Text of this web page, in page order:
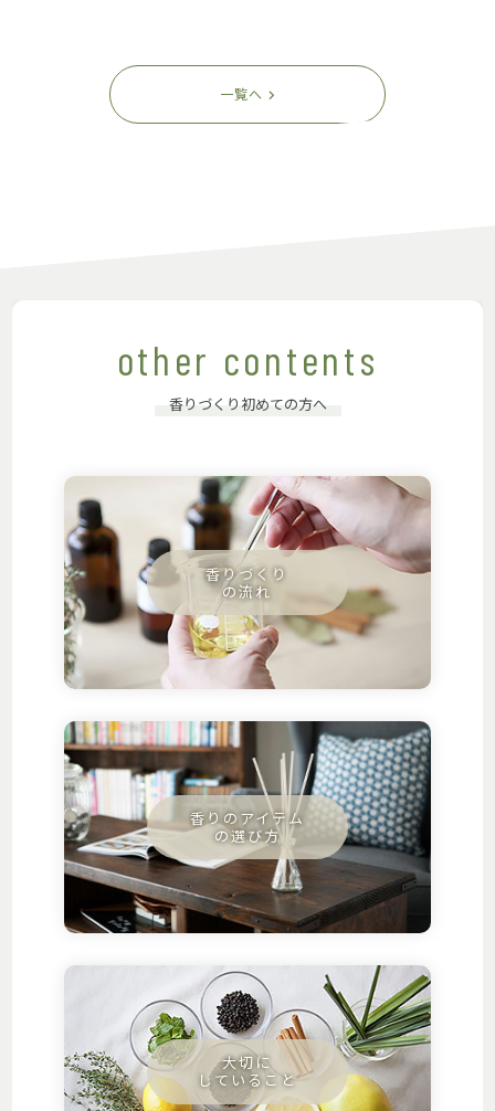
一覧へ
other contents
香りづくり初めての方へ